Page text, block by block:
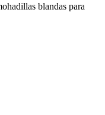
blandas para